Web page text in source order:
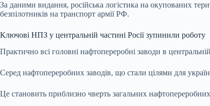
За даними видання, російська логістика на окупованих
безпілотників на транспорт армії РФ.
Ключові НПЗ у центральній частині Росії зупинили роботу
Практично всі головні нафтопереробні заводи в
Серед нафтопереробних заводів, що стали цілями для
Це становить приблизно чверть загальних